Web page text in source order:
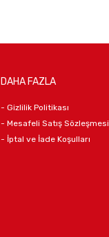
DAHA FAZLA
- Gizlilik Politikası
- Mesafeli Satış Sözleşmesi
- İptal ve İade Koşulları